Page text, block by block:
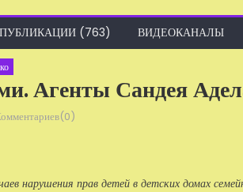
ПУБЛИКАЦИИ (763) ВИДЕОКАНАЛЫ
Агенты Сандея
нарушения прав детей в детских домах